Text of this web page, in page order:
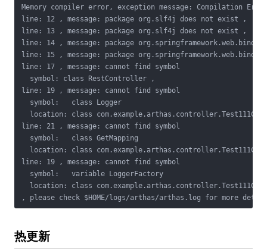
Memory compiler error, exception message: Compilation Error
line: 12 , message: package org.slf4j does not exist ,
line: 13 , message: package org.slf4j does not exist ,
line: 14 , message: package
line: 15 , message: package
line: 17 , message: cannot find symbol
  symbol: class RestController ,
line: 19 , message: cannot find symbol
  symbol:   class Logger
location: class
line: 21 , message: cannot find symbol
  symbol:   class GetMapping
location: class
line: 19 , message: cannot find symbol
  symbol:   variable LoggerFactory
location: class
, please check $HOME/logs/arthas/arthas.log for more
热更新